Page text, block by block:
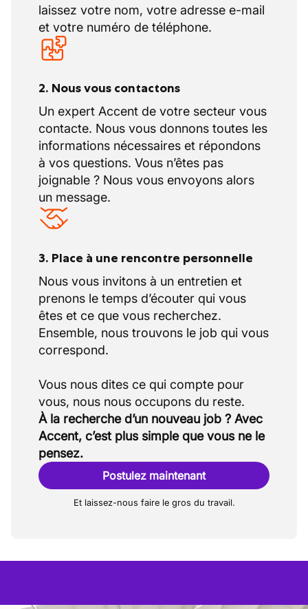
laissez votre nom, votre adresse e-mail
et votre numéro de téléphone.
2. Nous vous contactons
Un expert Accent de votre secteur vous
contacte. Nous vous donnons toutes les
informations nécessaires et répondons
à vos questions. Vous n’êtes pas
joignable ? Nous vous envoyons alors
un message.
3. Place à une rencontre personnelle
Nous vous invitons à un entretien et
prenons le temps d’écouter qui vous
êtes et ce que vous recherchez.
Ensemble, nous trouvons le job qui vous
correspond.
Vous nous dites ce qui compte pour
À la recherche d’un nouveau job ? Avec
Accent, c’est plus simple que vous ne le
pensez.
Postulez maintenant
Et laissez-nous faire le gros du travail.